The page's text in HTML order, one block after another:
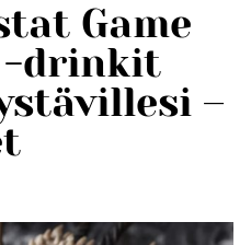
Game
-drinkit
–